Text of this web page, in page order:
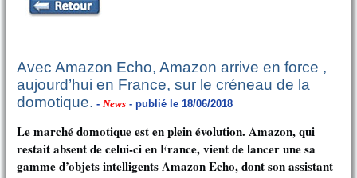
Avec Amazon Echo, Amazon arrive en force ,
aujourd’hui en France, sur le créneau de la
domotique. - News - publié le 18/06/2018
Le marché domotique est en plein évolution. Amazon, qui
restait absent de celui-ci en France, vient de lancer une sa
gamme d’objets intelligents Amazon Echo, dont son assistant